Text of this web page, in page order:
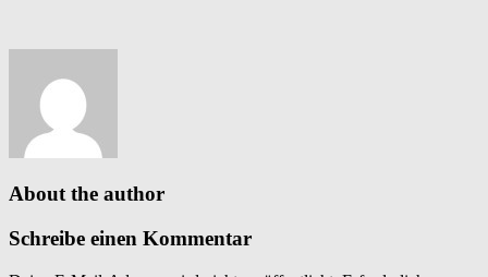
About the author
Schreibe einen Kommentar